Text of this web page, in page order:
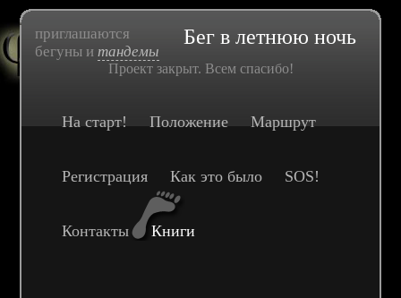
приглашаются
бегуны итандемы
Бег в летнюю ночь
Проект закрыт. Всем спасибо!
На старт! Положение Маршрут
Регистрация Как это было SOS!
Контакты Книги